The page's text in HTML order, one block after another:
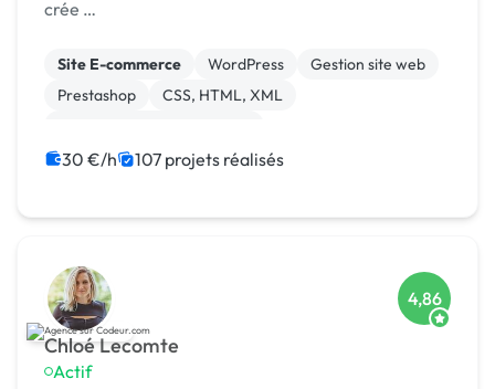
crée …
Site E-commerce WordPress
Gestion site web
Prestashop
CSS, HTML, XML
Création de site internet
WooCommerce
30 €/h 107 projets réalisés
Chloé Lecomte
Actif
4,86